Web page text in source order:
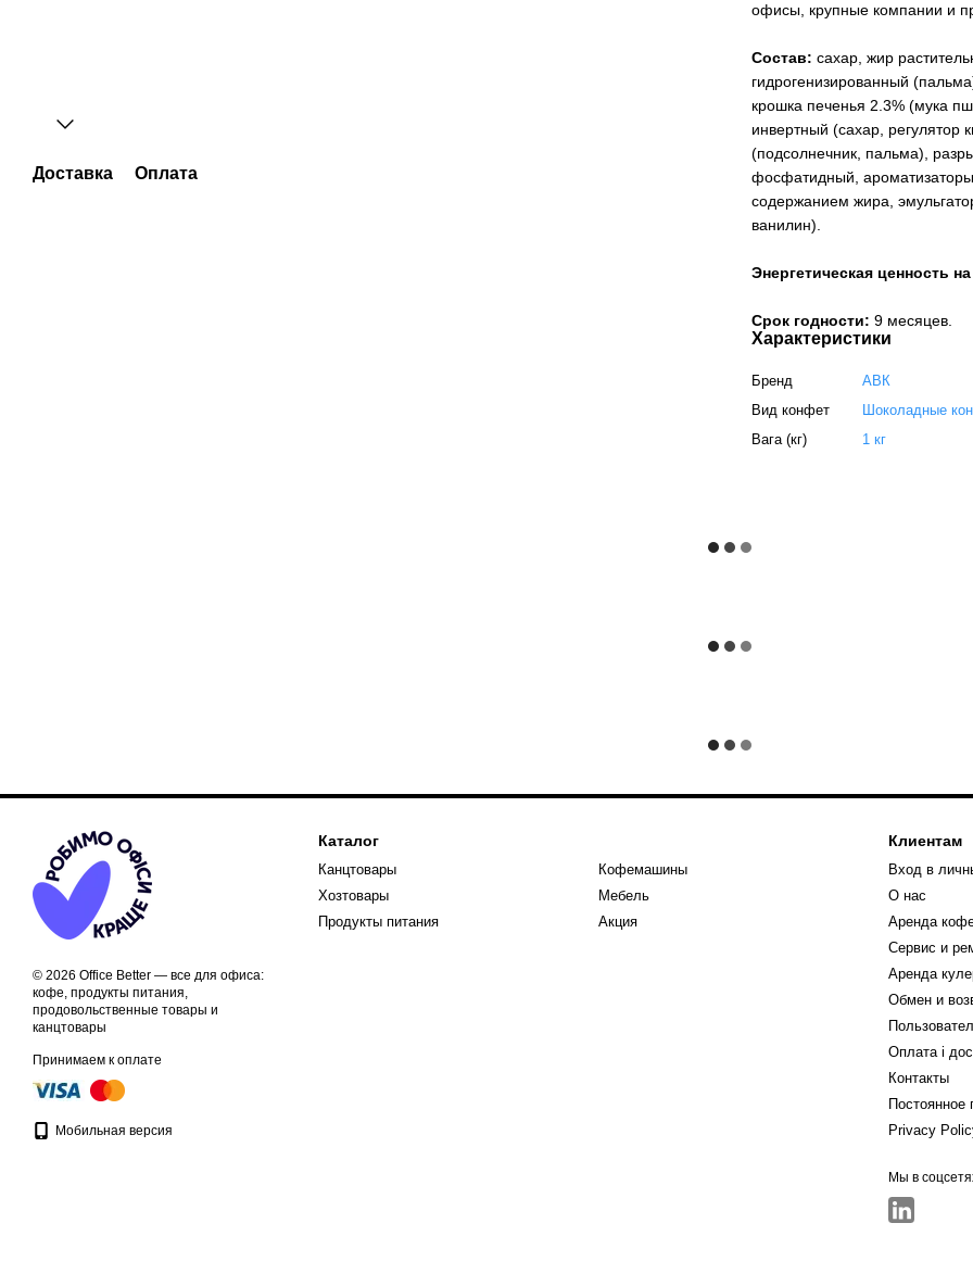
Доставка Оплата
офисы, крупные компании и
Состав: сахар, жир
гидрогенизированный
крошка печенья 2.3% (мука
инвертный (сахар, регулятор
(подсолнечник, пальма),
фосфатидный,
содержанием жира,
ванилин).
Энергетическая ценность
Срок годности: 9 месяцев.
Характеристики
Бренд
АВК
Вид конфет
Шоколадные
Вага (кг)
1 кг
© 2026 Office Better — все для офиса:
кофе, продукты питания,
продовольственные товары и
канцтовары
Принимаем к оплате
Мобильная версия
Каталог
Канцтовары
Хозтовары
Продукты питания
Кофемашины
Мебель
Акция
Клиентам
Вход в
О нас
Аренда
Сервис и
Аренда
Обмен и
Оплата і
Контакты
Постоянное
Privacy
Мы в